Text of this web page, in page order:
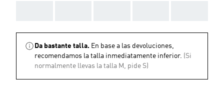
Da bastante talla. En base a las devoluciones,
recomendamos la talla inmediatamente inferior. (Si
normalmente llevas la talla M, pide S)